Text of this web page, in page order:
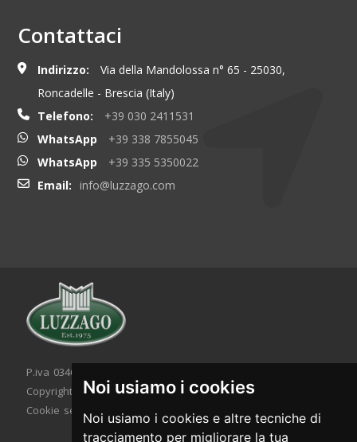
Noi usiamo i cookies
Noi usiamo i cookies e altre tecniche di
tracciamento per migliorare la tua
Contattaci
Indirizzo:
Via della Mandolossa n° 65 - 25030,
Roncadelle - Brescia (Italy)
Telefono:
+39 030 2411531
WhatsApp
+39 338 7855045
WhatsApp
+39 335 5350022
Email:
info@luzzago.com
P.iva 03467320986 - C.F. 03467320986
Copyright © 2026. All rights reserved.
Cookie setting
| Cookie policy | Privacy policy